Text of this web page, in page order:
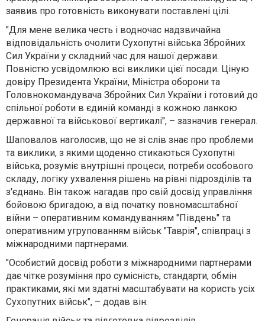
заявив про готовність виконувати поставлені цілі.
"Для мене велика честь і водночас надзвичайна
відповідальність очолити Сухопутні війська Збройних
Сил України у складний час для нашої держави.
Повністю усвідомлюю всі виклики цієї посади. Ціную
довіру Президента України, Міністра оборони та
Головнокомандувача Збройних Сил України і готовий до
спільної роботи в єдиній команді з кожною ланкою
державної та військової вертикалі", – зазначив генерал.
Шаповалов наголосив, що не зі слів знає про проблеми
та виклики, з якими щоденно стикаються Сухопутні
війська, розуміє внутрішні процеси, потреби особового
складу, логіку ухвалення рішень на рівні підрозділів та
з'єднань. Він також нагадав про свій досвід управління
бойовою бригадою, а від початку повномасштабної
війни – оперативним командуванням "Південь" та
оперативним угрупованням військ "Таврія", співпраці з
міжнародними партнерами.
"Особистий досвід роботи з міжнародними партнерами
дає чітке розуміння про сумісність, стандарти, обмін
практиками, які ми здатні масштабувати на користь усіх
Сухопутних військ", – додав він.